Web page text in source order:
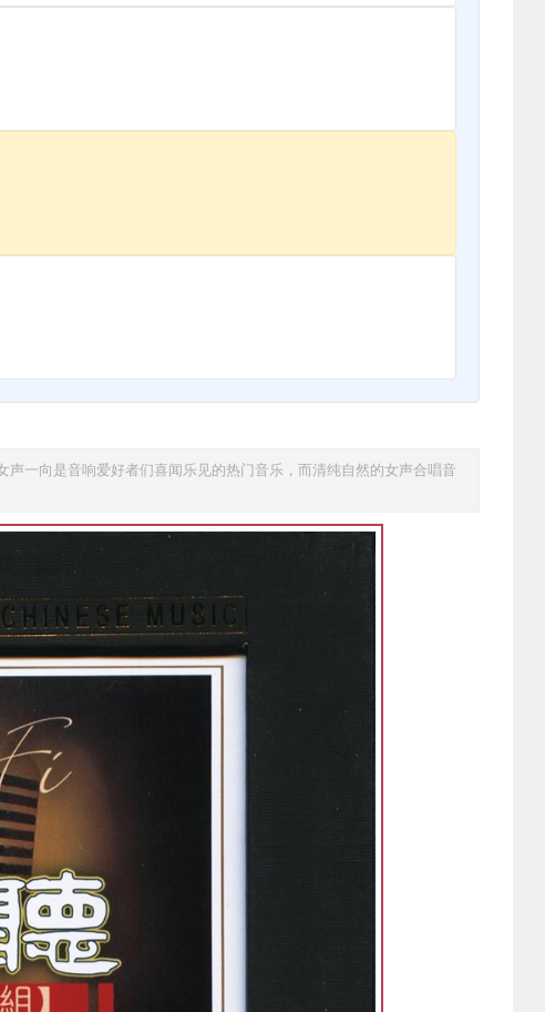
声一向是音响爱好者们喜闻乐见的热门音乐，而清纯自然的女声合唱音